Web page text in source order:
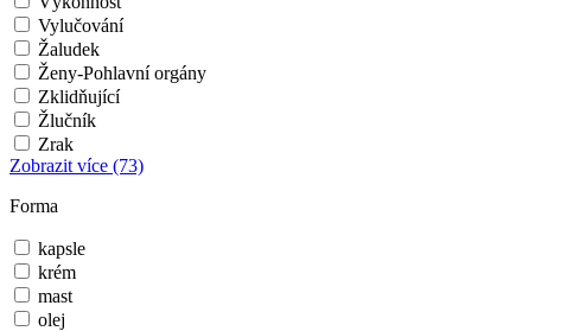
Vylučování
Žaludek
Ženy-Pohlavní orgány
Zklidňující
Žlučník
Zrak
Zobrazit více (73)
Forma
kapsle
krém
mast
olej